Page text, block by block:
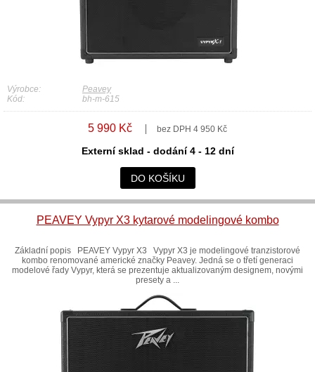
Výrobce:
Peavey
Kód:
bh-m-615
5 990 Kč bez DPH 4 950 Kč
Externí sklad - dodání 4 - 12 dní
DO KOŠÍKU
PEAVEY Vypyr X3 kytarové modelingové kombo
Základní popis PEAVEY Vypyr X3 Vypyr X3 je modelingové tranzistorové
kombo renomované americké značky Peavey. Jedná se o třetí generaci
modelové řady Vypyr, která se prezentuje aktualizovaným designem, novými
presety a ...